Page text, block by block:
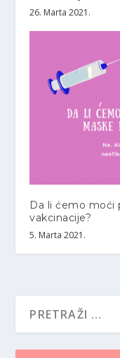
26. Marta 2021.
Da li ćemo moći
vakcinacije?
5. Marta 2021.